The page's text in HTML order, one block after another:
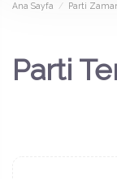
Ana Sayfa Parti
Parti